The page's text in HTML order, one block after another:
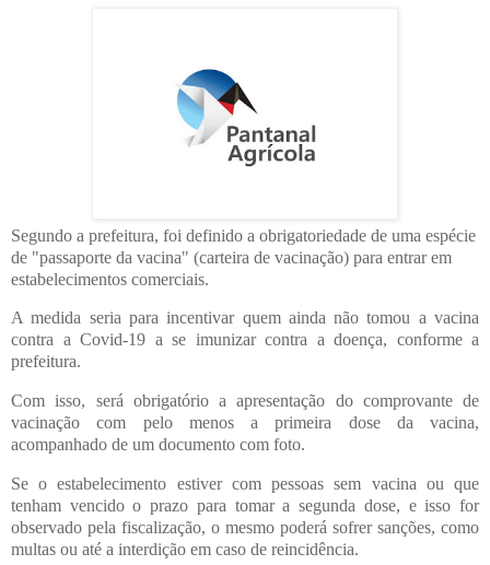
Segundo a prefeitura, foi definido a obrigatoriedade de uma espécie
de "passaporte da vacina" (carteira de vacinação) para entrar em
estabelecimentos comerciais.
A medida seria para incentivar quem ainda não tomou a vacina
contra a Covid-19 a se imunizar contra a doença, conforme a
prefeitura.
Com isso, será obrigatório a apresentação do comprovante de
vacinação com pelo menos a primeira dose da vacina,
acompanhado de um documento com foto.
Se o estabelecimento estiver com pessoas sem vacina ou que
tenham vencido o prazo para tomar a segunda dose, e isso for
observado pela fiscalização, o mesmo poderá sofrer sanções, como
multas ou até a interdição em caso de reincidência.